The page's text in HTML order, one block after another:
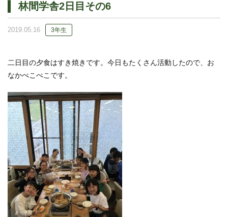
林間学舎2日目その6
2019.05.16 3年生
二日目の夕食はすき焼きです。今日もたくさん活動したので、お
なかぺこぺこです。